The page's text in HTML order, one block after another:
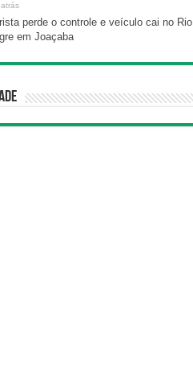
perde o controle e veículo cai no Rio
em Joaçaba